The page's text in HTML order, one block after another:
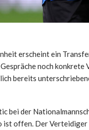
erscheint ein
noch
bereits
bei der
offen. Der Verteidiger